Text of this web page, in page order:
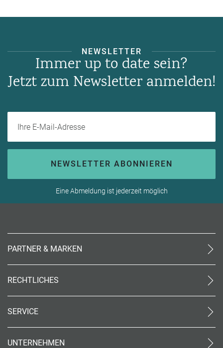
NEWSLETTER
Immer up to date sein?
Jetzt zum Newsletter anmelden!
NEWSLETTER ABONNIEREN
Eine Abmeldung ist jederzeit möglich
PARTNER & MARKEN
meinreisespezialist
Reiseland
OTTO Reisen
RECHTLICHES
Datenschutz
Impressum
Barrierefreiheit
SERVICE
UNTERNEHMEN